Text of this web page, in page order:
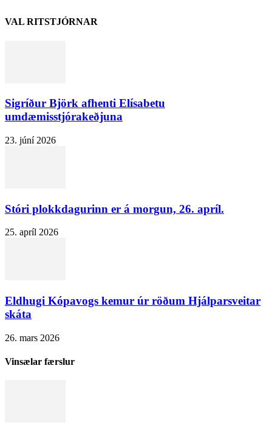
VAL RITSTJÓRNAR
Sigríður Björk afhenti Elísabetu
umdæmisstjórakeðjuna
23. júní 2026
Stóri plokkdagurinn er á morgun, 26. apríl.
25. apríl 2026
Eldhugi Kópavogs kemur úr röðum Hjálparsveitar
skáta
26. mars 2026
Vinsælar færslur